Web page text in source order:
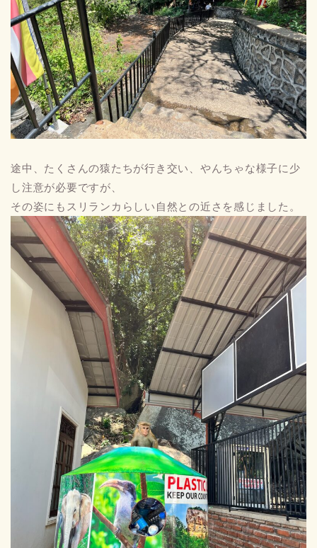
途中、たくさんの猿たちが行き交い、やんちゃな様子に少
し注意が必要ですが、
その姿にもスリランカらしい自然との近さを感じました。